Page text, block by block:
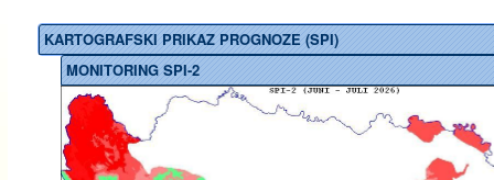
KARTOGRAFSKI PRIKAZ PROGNOZE (SPI)
MONITORING SPI-2